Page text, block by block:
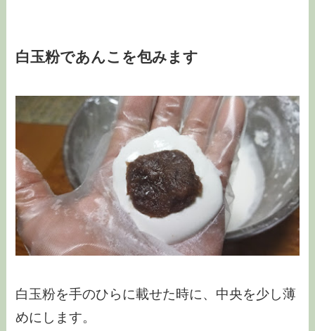
白玉粉であんこを包みます
白玉粉を手のひらに載せた時に、中央を少し薄
めにします。